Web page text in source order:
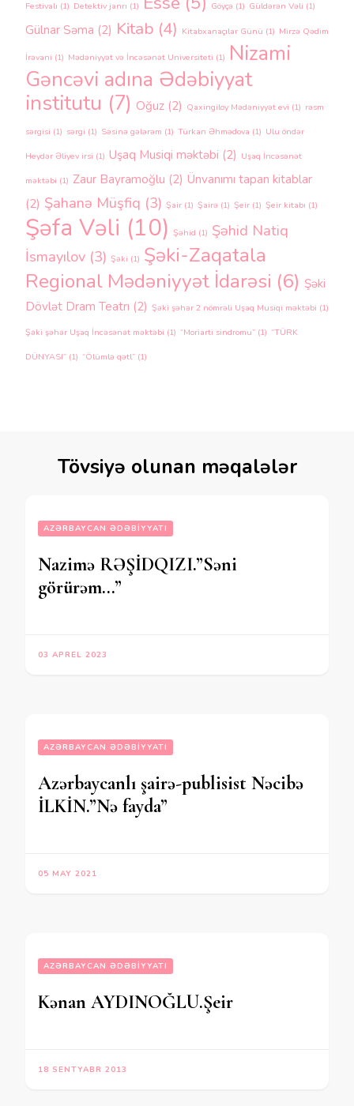
Festivalı (1) Detektiv janrı (1) Göyçə (1) Güldərən Vəli (1)
Gülnar Səma (2) Kitab (4) Kitabxanaçılar Günü (1) Mirzə Qədim
İrəvani (1) Mədəniyyət və İncəsənət Universiteti (1) Nizami
Gəncəvi adına Ədəbiyyat
institutu (7) Oğuz (2) Qaxingiloy Mədəniyyət evi (1) rəsm
sərgisi (1) sərgi (1) Səsinə gələrəm (1) Türkan Əhmədova (1) Ulu öndər
Heydər Əliyev irsi (1) Uşaq Musiqi məktəbi (2) Uşaq İncəsənət
məktəbi (1) Zaur Bayramoğlu (2) Ünvanımı tapan kitablar
(2) Şahanə Müşfiq (3) Şair (1) Şairə (1) Şeir (1) Şeir kitabı (1)
Şəfa Vəli (10) Şəhid (1) Şəhid Natiq
İsmayılov (3) Şəki (1) Şəki-Zaqatala
Regional Mədəniyyət İdarəsi (6) Şəki
Dövlət Dram Teatrı (2) Şəki şəhər 2 nömrəli Uşaq Musiqi məktəbi (1)
Şəki şəhər Uşaq İncəsənət məktəbi (1) “Moriarti sindromu” (1) “TÜRK
DÜNYASI” (1) “Ölümlə qətl” (1)
Tövsiyə olunan məqalələr
AZƏRBAYCAN ƏDƏBIYYATI
Nazimə RƏŞİDQIZI.”Səni
görürəm…”
03 APREL 2023
AZƏRBAYCAN ƏDƏBIYYATI
Azərbaycanlı şairə-publisist Nəcibə
İLKİN.”Nə fayda”
05 MAY 2021
AZƏRBAYCAN ƏDƏBIYYATI
Kənan AYDINOĞLU.Şeir
18 SENTYABR 2013